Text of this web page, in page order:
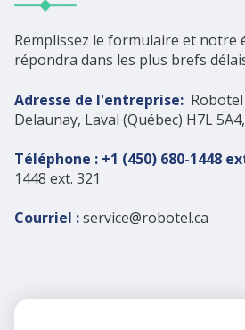
Remplissez le formulaire et notre
répondra dans les plus brefs
Adresse de l'entreprise: Robotel
Delaunay, Laval (Québec) H7L
Téléphone : +1 (450) 680-1448
1448 ext. 321
Courriel :service@robotel.ca